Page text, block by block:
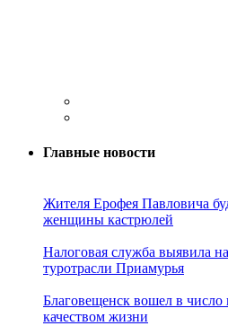
Главные новости
Жителя Ерофея Павловича
женщины кастрюлей
Налоговая служба выявила
туротрасли Приамурья
Благовещенск вошел в
качеством жизни